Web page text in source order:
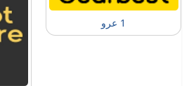
1 عرو